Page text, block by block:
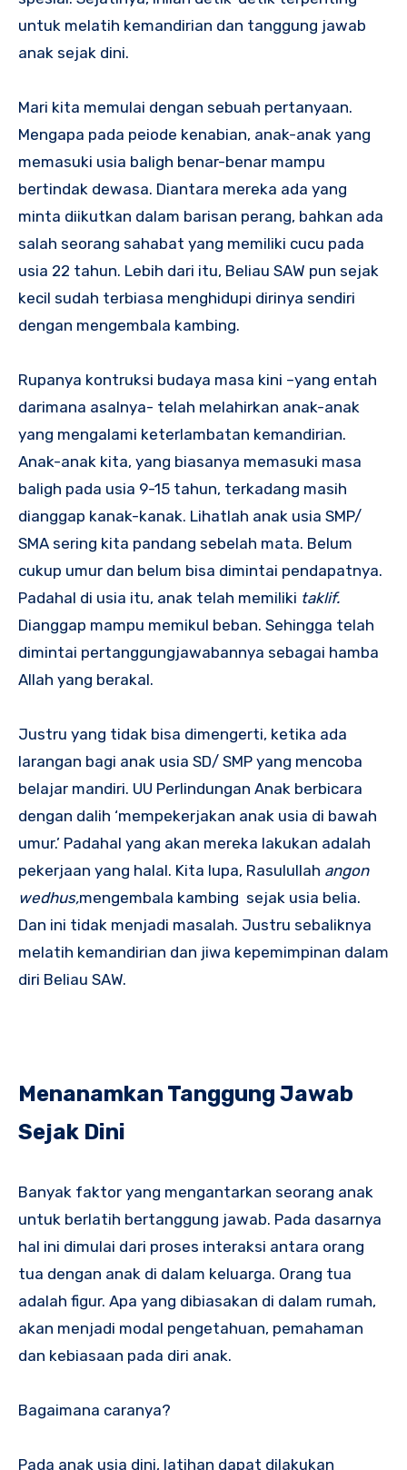
untuk melatih kemandirian dan tanggung jawab
anak sejak dini.
Mari kita memulai dengan sebuah pertanyaan.
Mengapa pada peiode kenabian, anak-anak yang
memasuki usia baligh benar-benar mampu
bertindak dewasa. Diantara mereka ada yang
minta diikutkan dalam barisan perang, bahkan ada
salah seorang sahabat yang memiliki cucu pada
usia 22 tahun. Lebih dari itu, Beliau SAW pun sejak
kecil sudah terbiasa menghidupi dirinya sendiri
dengan mengembala kambing.
Rupanya kontruksi budaya masa kini –yang entah
darimana asalnya- telah melahirkan anak-anak
yang mengalami keterlambatan kemandirian.
Anak-anak kita, yang biasanya memasuki masa
baligh pada usia 9-15 tahun, terkadang masih
dianggap kanak-kanak. Lihatlah anak usia SMP/
SMA sering kita pandang sebelah mata. Belum
cukup umur dan belum bisa dimintai pendapatnya.
Padahal di usia itu, anak telah memiliki taklif.
Dianggap mampu memikul beban. Sehingga telah
dimintai pertanggungjawabannya sebagai hamba
Allah yang berakal.
Justru yang tidak bisa dimengerti, ketika ada
larangan bagi anak usia SD/ SMP yang mencoba
belajar mandiri. UU Perlindungan Anak berbicara
dengan dalih ‘mempekerjakan anak usia di bawah
umur.’ Padahal yang akan mereka lakukan adalah
pekerjaan yang halal. Kita lupa, Rasulullah angon
wedhus,mengembala kambing sejak usia belia.
Dan ini tidak menjadi masalah. Justru sebaliknya
melatih kemandirian dan jiwa kepemimpinan dalam
diri Beliau SAW.
Menanamkan Tanggung Jawab
Sejak Dini
Banyak faktor yang mengantarkan seorang anak
untuk berlatih bertanggung jawab. Pada dasarnya
hal ini dimulai dari proses interaksi antara orang
tua dengan anak di dalam keluarga. Orang tua
adalah figur. Apa yang dibiasakan di dalam rumah,
akan menjadi modal pengetahuan, pemahaman
dan kebiasaan pada diri anak.
Bagaimana caranya?
Pada anak usia dini, latihan dapat dilakukan